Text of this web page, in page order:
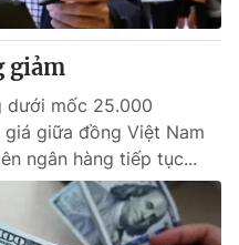
giảm
dưới mốc 25.000
giữa đồng Việt Nam
ngân hàng tiếp tục...